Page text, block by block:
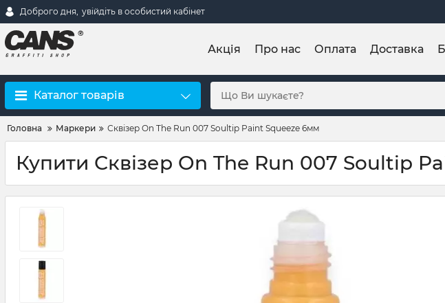
Доброго дня, увійдіть в особистий кабінет
Акція Про нас Оплата Доставка
Каталог товарів
Головна Маркери Сквізер On The Run 007 Soultip Paint Squeeze 6мм
Купити Сквізер On The Run 007 Soultip